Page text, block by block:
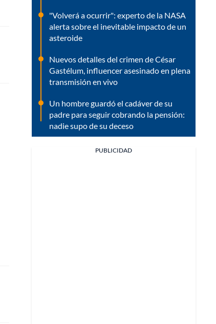
"Volverá a ocurrir": experto de la NASA
alerta sobre el inevitable impacto de un
asteroide
Nuevos detalles del crimen de César
Gastélum, influencer asesinado en plena
transmisión en vivo
Un hombre guardó el cadáver de su
padre para seguir cobrando la pensión:
nadie supo de su deceso
PUBLICIDAD